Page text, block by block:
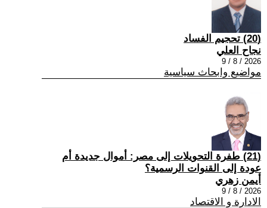
(20) تحجيم الفساد
نجاح العلي
2026 / 8 / 9
مواضيع وابحاث سياسية
(21) طفرة التحويلات إلى مصر: أموال جديدة أم
عودة إلى القنوات الرسمية؟
أيمن زهري
2026 / 8 / 9
الادارة و الاقتصاد